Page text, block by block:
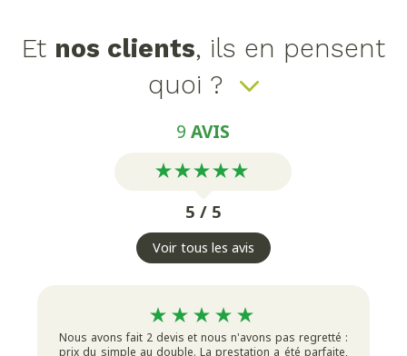
Et nos clients, ils en pensent
quoi ?
9AVIS
5 / 5
Voir tous les avis
Nous avons fait 2 devis et nous n'avons pas regretté :
prix du simple au double. La prestation a été parfaite,